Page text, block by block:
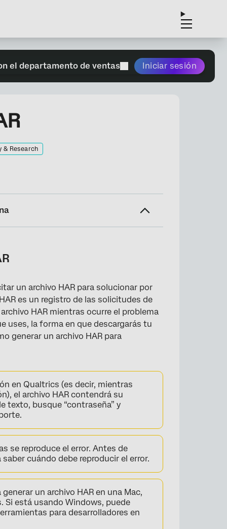
el departamento de ventas Iniciar sesión
& Research
un archivo HAR para solucionar por
es un registro de las solicitudes de
HAR mientras ocurre el problema
uses, la forma en que descargarás tu
generar un archivo HAR para
en Qualtrics (es decir, mientras
el archivo HAR contendrá su
texto, busque “contraseña” y
se reproduce el error. Antes de
cuándo debe reproducir el error.
un archivo HAR en una Mac,
Si está usando Windows, puede
para desarrolladores en